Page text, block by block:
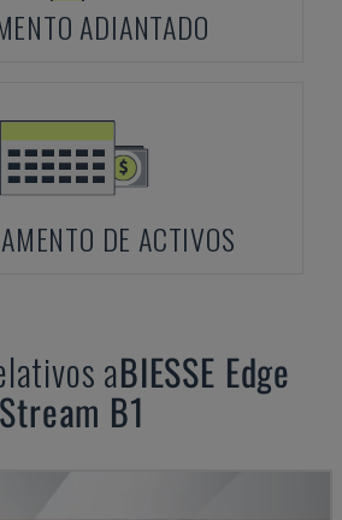
ADIANTADO
DE ACTIVOS
aBIESSE Edge
Stream B1